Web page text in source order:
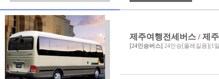
제주여행전세버스 / 제
[24인승버스] 24인승[올레길용](1